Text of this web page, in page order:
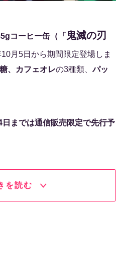
コーヒー缶（「 鬼滅の刃
月5日から期間限定登場しま
、カフェオレの3種類、パッ
までは通信販売限定で先行予
を読む